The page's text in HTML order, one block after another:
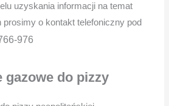
uzyskania informacji na temat
prosimy o kontakt telefoniczny pod
976
gazowe do pizzy